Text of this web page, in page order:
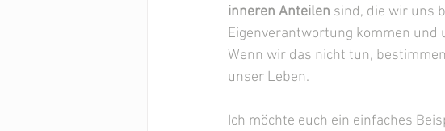
inneren Anteilen sind, die wir uns
Eigenverantwortung kommen und
Wenn wir das nicht tun,
unser Leben.
Ich möchte euch ein einfaches